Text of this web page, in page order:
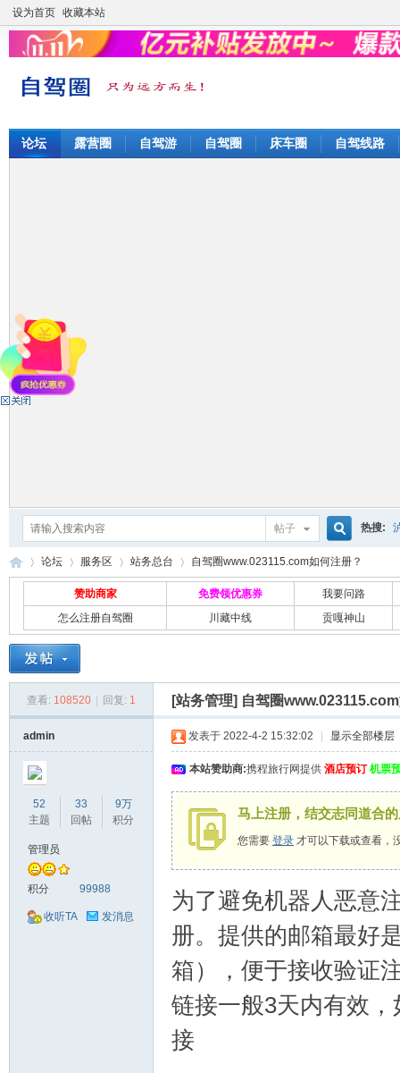
设为首页 收藏本站
论坛 露营圈 自驾游 自驾圈 床车圈 自驾线路
帖子
搜
索
热搜:
自 »
论坛
›
服务区
›
站务总台
›
自驾圈www.023115.com如何注册？
赞助商家 免费领优惠券
我要问路
怎么注册自驾圈
川藏中线 贡嘎神山
查看: 108520 回复: 1 [站务管理] 自驾圈
admin
52
主题
33
回帖
9万
积分
管理员
积分 99988
收听TA 发消息
发表于 2022-4-2 15:32:02 显示全部楼层
本站赞助商:携程旅行网提供 酒店预订 机票
马上注册，结交志同道合
您需要 登录 才可以下载或查看，
为了避免机器人恶意
册。提供的邮箱最好
箱），便于接收验证
链接一般3天内有效
接